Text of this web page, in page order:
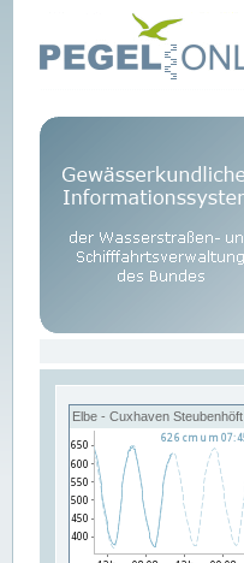
Elbe - Cuxhaven Steubenhöft